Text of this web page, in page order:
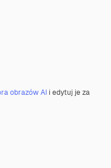
obrazów AI i edytuj je za